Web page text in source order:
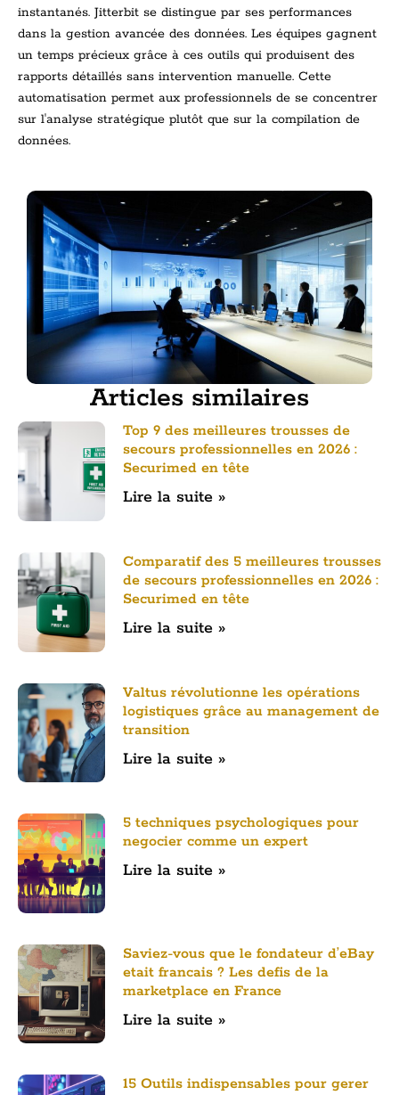
instantanés. Jitterbit se distingue par ses performances
dans la gestion avancée des données. Les équipes gagnent
un temps précieux grâce à ces outils qui produisent des
rapports détaillés sans intervention manuelle. Cette
automatisation permet aux professionnels de se concentrer
sur l'analyse stratégique plutôt que sur la compilation de
données.
Articles similaires
Top 9 des meilleures trousses de
secours professionnelles en 2026 :
Securimed en tête
Lire la suite »
Comparatif des 5 meilleures trousses
de secours professionnelles en 2026 :
Securimed en tête
Lire la suite »
Valtus révolutionne les opérations
logistiques grâce au management de
transition
Lire la suite »
5 techniques psychologiques pour
negocier comme un expert
Lire la suite »
Saviez-vous que le fondateur d’eBay
etait francais ? Les defis de la
marketplace en France
Lire la suite »
15 Outils indispensables pour gerer